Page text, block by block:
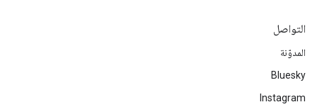
التواصل
المدوّنة
Bluesky
Instagram